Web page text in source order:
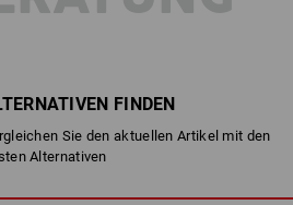
FINDEN
Sie den aktuellen Artikel mit den
Alternativen